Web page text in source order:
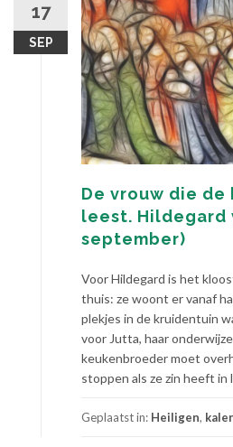
17
SEP
De vrouw die de
leest. Hildegard
september)
Voor Hildegard is het
thuis: ze woont er vanaf
plekjes in de kruidentuin
voor Jutta, haar
keukenbroeder moet
stoppen als ze zin heeft in
Geplaatst in: Heiligen,